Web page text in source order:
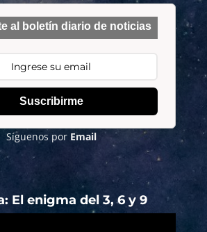
al boletín diario de noticias
Suscribirme
Síguenos por Email
El enigma del 3, 6 y 9